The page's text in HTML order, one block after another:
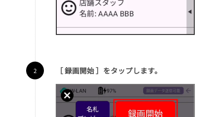
［ 録画開始 ］をタップします。